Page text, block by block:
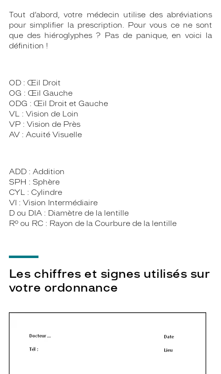
Tout d’abord, votre médecin utilise des abréviations
pour simplifier la prescription. Pour vous ce ne sont
que des hiéroglyphes ? Pas de panique, en voici la
définition !
OD : Œil Droit
OG : Œil Gauche
ODG : Œil Droit et Gauche
VL : Vision de Loin
VP : Vision de Près
AV : Acuité Visuelle
ADD : Addition
SPH : Sphère
CYL : Cylindre
VI : Vision Intermédiaire
D ou DIA : Diamètre de la lentille
R° ou RC : Rayon de la Courbure de la lentille
Les chiffres et signes utilisés sur
votre ordonnance